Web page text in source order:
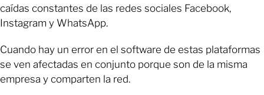
caídas constantes de las redes sociales Facebook,
Instagram y WhatsApp.
Cuando hay un error en el software de estas plataformas
se ven afectadas en conjunto porque son de la misma
empresa y comparten la red.